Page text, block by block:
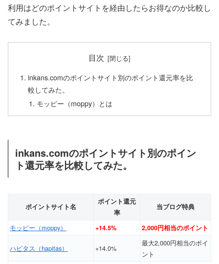
利用はどのポイントサイトを経由したらお得なのか比較し
てみました。
目次
inkans.comのポイントサイト別のポイント還元率を比
較してみた。
モッピー（moppy）とは
inkans.comのポイントサイト別のポイン
ト還元率を比較してみた。
ポイントサイト名
ポイント還元
率
当ブログ特典
モッピー（moppy） +14.5% 2,000円相当のポイント
ハピタス（hapitas） +14.0%
最大2,000円相当のポイ
ント